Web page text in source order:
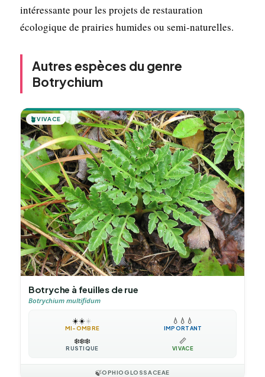
intéressante pour les projets de restauration
écologique de prairies humides ou semi-naturelles.
Autres espèces du genre
Botrychium
🪴VIVACE
Botryche à feuilles de rue
Botrychium multifidum
☀️☀️☀️
MI-OMBRE
💧 💧 💧
IMPORTANT
❄️❄️❄️
RUSTIQUE
📏
VIVACE
🍃OPHIOGLOSSACEAE